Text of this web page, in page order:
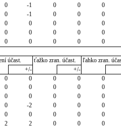
0 -1 0 0 0
0 -1 0 0 0
0 0 0 0 0
0 0 0 0 0
0 0 0 0 0
účast. ťažko zran. účast. ľahko zran.
+/- +/-
0 0 0 0 0
0 0 0 0 0
0 0 0 0 0
0 -2 0 0 0
0 0 0 0 0
2 2 0 0 0